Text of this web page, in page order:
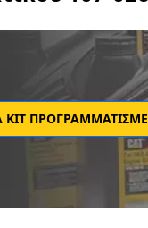
ΚΙΤ